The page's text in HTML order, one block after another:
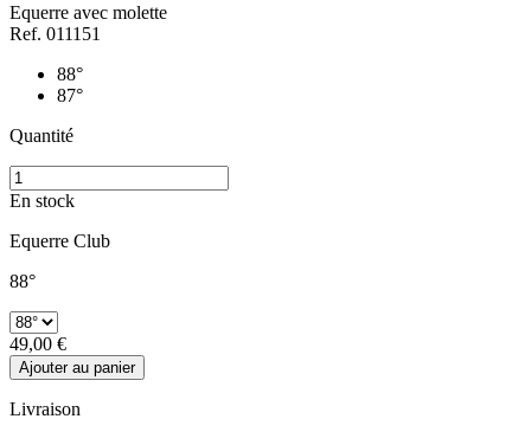
Equerre avec molette
Ref. 011151
88°
87°
Quantité
En stock
Equerre Club
88°
49,00 €
Ajouter au panier
Livraison